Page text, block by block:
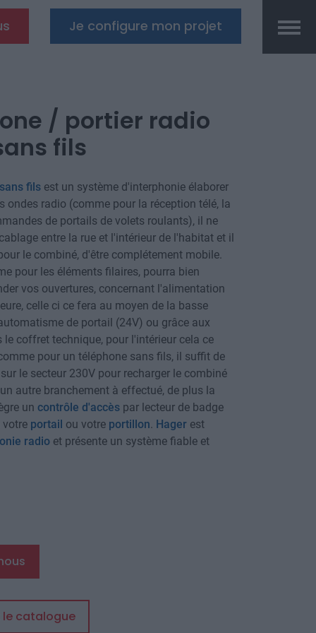
Je configure mon projet
/ portier radio
fils
fils est un système d'interphonie élaborer
ondes radio (comme pour la réception télé, la
de portails de volets roulants), il ne
entre la rue et l'intérieur de l'habitat et il
le combiné, d'être complétement mobile.
pour les éléments filaires, pourra bien
vos ouvertures, concernant l'alimentation
celle ci ce fera au moyen de la basse
de portail (24V) ou grâce aux
le coffret technique, pour l'intérieur cela ce
pour un téléphone sans fils, il suffit de
le secteur 230V pour recharger le combiné
autre branchement à effectué, de plus la
un contrôle d'accès par lecteur de badge
votre portail ou votre portillon. Hager est
radio et présente un système fiable et
le catalogue